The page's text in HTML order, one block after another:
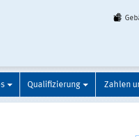
Qualifizierung Zahlen